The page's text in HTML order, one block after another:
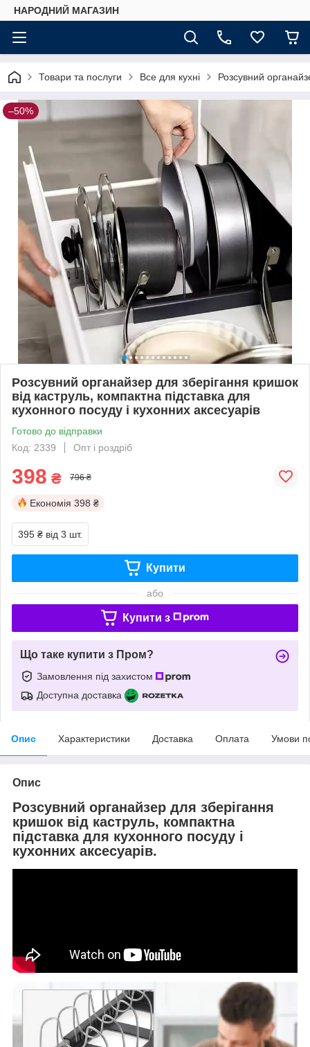
НАРОДНИЙ МАГАЗИН
Товари та послуги Все для кухні Розсувний
–50%
Розсувний органайзер для зберігання кришок
від каструль, компактна підставка для
кухонного посуду і кухонних аксесуарів
Готово до відправки
Код: 2339
Опт і роздріб
398 ₴ 796 ₴
Економія 398 ₴
395 ₴ від 3 шт.
Купити
або
Купити з
Що таке купити з Пром?
Замовлення під захистом
Доступна доставка
Опис Характеристики Доставка Оплата Умови
Опис
Розсувний органайзер для зберігання
кришок від каструль, компактна
підставка для кухонного посуду і
кухонних аксесуарів.